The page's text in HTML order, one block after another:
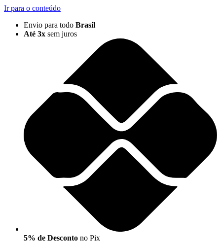
Ir para o conteúdo
Envio para todo Brasil
Até 3x sem juros
5% de Desconto no Pix